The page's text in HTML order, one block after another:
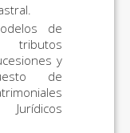
de
tributos
y
de